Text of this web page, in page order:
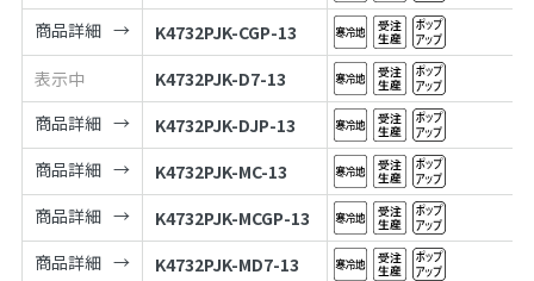
商品詳細
K4732PJK-CGP-13
表示中
K4732PJK-D7-13
商品詳細
K4732PJK-DJP-13
商品詳細
K4732PJK-MC-13
商品詳細
K4732PJK-MCGP-13
商品詳細
K4732PJK-MD7-13